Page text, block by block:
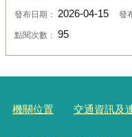
發布日期： 2026-04-15 發
點閱次數： 95
機關位置 交通資訊及